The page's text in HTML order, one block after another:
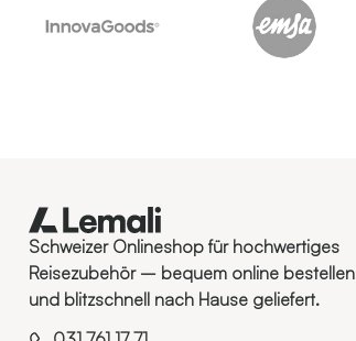
Schweizer Onlineshop für hochwertiges
Reisezubehör – bequem online bestellen
und blitzschnell nach Hause geliefert.